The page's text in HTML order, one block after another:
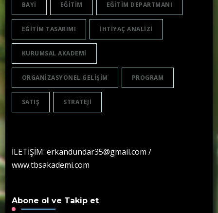
BAYI EĞITIM EĞITIM DEPARTMANI
EĞITIM TASARIMI IHTIYAÇ ANALIZI
KURUMSAL AKADEMI
ORGANIZASYONEL GELIŞIM PROGRAM
SATIŞ STRATEJI
İLETİŞİM: erkandundar35@gmail.com /
www.tbsakademi.com
Abone ol ve Takip et